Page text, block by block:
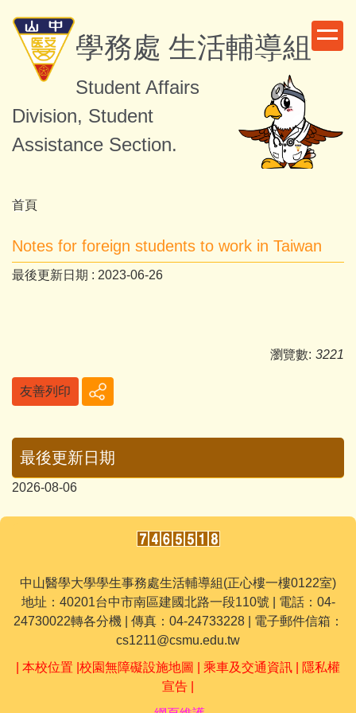
到
容
區
學務處 生活輔導組
Student Affairs
Division, Student
Assistance Section.
首頁
Notes for foreign students to work in Taiwan
最後更新日期 : 2023-06-26
瀏覽數: 3221
友善列印
最後更新日期
2026-08-06
中山醫學大學學生事務處生活輔導組(正心樓一樓0122室)
地址：40201台中市南區建國北路一段110號 | 電話：04-
24730022轉各分機 | 傳真：04-24733228 | 電子郵件信箱：
cs1211@csmu.edu.tw
本校位置 校園無障礙設施地圖 乘車及交通資訊
隱私權
宣告